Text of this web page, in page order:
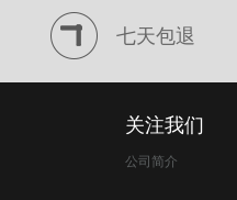
七天包退
关注我们
公司简介